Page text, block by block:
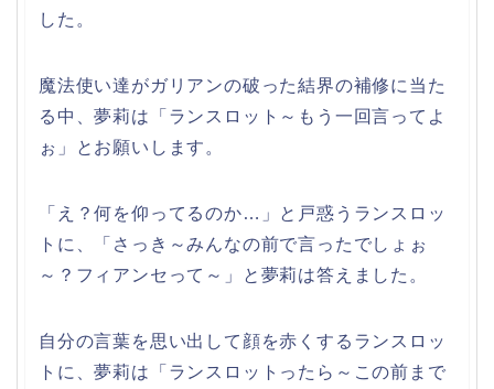
した。
魔法使い達がガリアンの破った結界の補修に当た
る中、夢莉は「ランスロット～もう一回言ってよ
ぉ」とお願いします。
「え？何を仰ってるのか…」と戸惑うランスロッ
トに、「さっき～みんなの前で言ったでしょぉ
～？フィアンセって～」と夢莉は答えました。
自分の言葉を思い出して顔を赤くするランスロッ
トに、夢莉は「ランスロットったら～この前まで